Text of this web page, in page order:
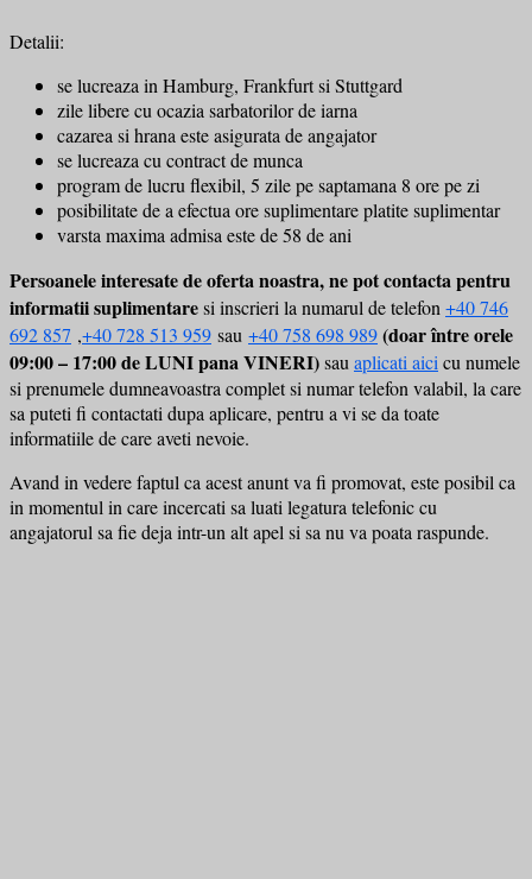
Detalii:
se lucreaza in Hamburg, Frankfurt si Stuttgard
zile libere cu ocazia sarbatorilor de iarna
cazarea si hrana este asigurata de angajator
se lucreaza cu contract de munca
program de lucru flexibil, 5 zile pe saptamana 8 ore pe zi
posibilitate de a efectua ore suplimentare platite suplimentar
varsta maxima admisa este de 58 de ani
Persoanele interesate de oferta noastra, ne pot contacta pentru
informatii suplimentaresi inscrieri la numarul de telefon+40 746
692 857 ,+40 728 513 959 sau +40 758 698 989(doar între orele
09:00 – 17:00 de LUNI pana VINERI)sauaplicati aicicu numele
si prenumele dumneavoastra complet si numar telefon valabil, la care
sa puteti fi contactati dupa aplicare, pentru a vi se da toate
informatiile de care aveti nevoie.
Avand in vedere faptul ca acest anunt va fi promovat, este posibil ca
in momentul in care incercati sa luati legatura telefonic cu
angajatorul sa fie deja intr-un alt apel si sa nu va poata raspunde.